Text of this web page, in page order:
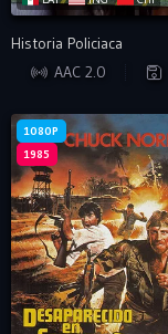
BRRIP
Historia Policiaca
AAC 2.0
1080P
1985